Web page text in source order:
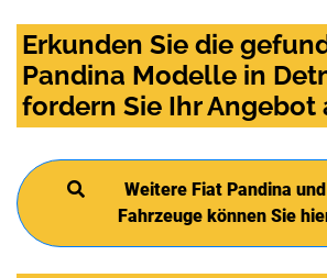
Erkunden Sie die
Pandina Modelle in
fordern Sie Ihr Angebot
Weitere Fiat Pandina
Fahrzeuge können Sie